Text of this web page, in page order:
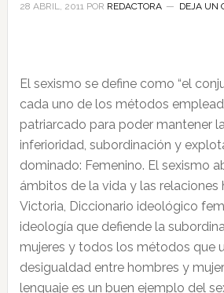
28 ABRIL, 2011POR REDACTORA DEJA UN
El sexismo se define como “el
cada uno de los métodos
patriarcado para poder mantener
inferioridad, subordinación y
dominado: Femenino. El sexismo
ámbitos de la vida y las relaciones
Victoria, Diccionario ideológico
ideología que defiende la
mujeres y todos los métodos que
desigualdad entre hombres y
lenguaje es un buen ejemplo del